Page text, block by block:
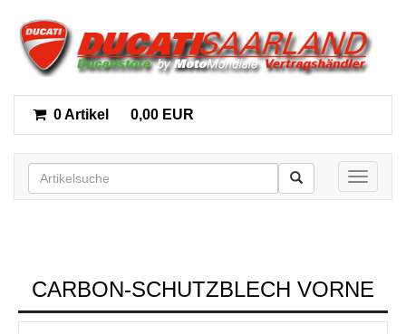
0 Artikel 0,00 EUR
Toggle
CARBON-SCHUTZBLECH VORNE